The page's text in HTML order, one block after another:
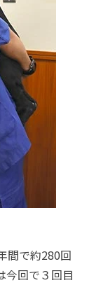
間で約280回
今回で３回目